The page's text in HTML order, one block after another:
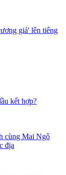
giả' lên tiếng
kết hợp?
cùng Mai Ngô
địa